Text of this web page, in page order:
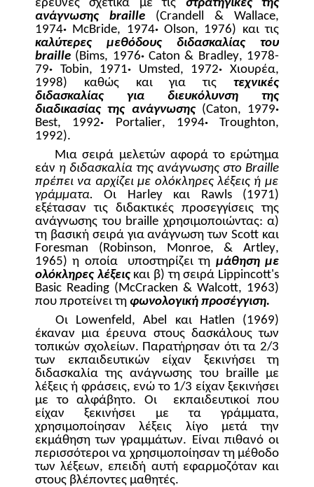
έρευνες σχετικά με τις
στρατηγικές της
ανάγνωσης
braille (Crandell & Wallace,
1974· McBride, 1974· Olson, 1976) και τις
καλύτερες μεθόδους διδασκαλίας του
braille (Bims, 1976· Caton & Bradley, 1978-
79· Tobin, 1971· Umsted, 1972· Χιουρέα,
1998) καθώς και για τις τεχνικές
διδασκαλίας για διευκόλυνση της
διαδικασίας της ανάγνωσης (Caton, 1979·
Best, 1992· Portalier, 1994· Troughton,
1992).
Μια σειρά μελετών αφορά το ερώτημα
εάν η διδασκαλία της ανάγνωσης στο Βraille
πρέπει να αρχίζει με ολόκληρες λέξεις ή με
γράμματα.
Οι Harleyκαι Rawls(1971)
εξέτασαν τις διδακτικές προσεγγίσεις της
ανάγνωσης του braille χρησιμοποιώντας: α)
τη βασική σειρά για ανάγνωση τωνScott και
Foresman (Robinson, Monroe, & Artley,
1965) η οποία
υποστηρίζει τη μάθηση με
ολόκληρες λέξεις και β) τη σειρά Lippincott's
Basic Reading (McCracken & Walcott, 1963)
που προτείνει τη φωνολογική προσέγγιση.
Οι Lowenfeld,Abel και Hatlen (1969)
έκαναν μια έρευνα στους δασκάλους των
τοπικών σχολείων. Παρατήρησαν ότι τα 2/3
των εκπαιδευτικών είχαν ξεκινήσει τη
διδασκαλία της ανάγνωσης του brailleμε
λέξεις ή φράσεις, ενώ το 1/3 είχαν ξεκινήσει
με το αλφάβητο. Οι
εκπαιδευτικοί που
είχαν ξεκινήσει με τα γράμματα,
χρησιμοποίησαν λέξεις λίγο μετά την
εκμάθηση των γραμμάτων. Είναι πιθανό οι
περισσότεροι να χρησιμοποίησαν τη μέθοδο
των λέξεων, επειδή αυτή εφαρμοζόταν και
στους βλέποντες μαθητές.